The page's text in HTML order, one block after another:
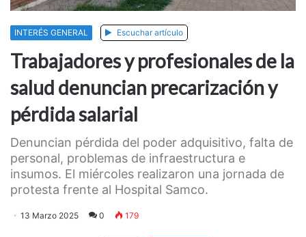
INTERÉS GENERAL Escuchar artículo
Trabajadores y profesionales de la
salud denuncian precarización y
pérdida salarial
Denuncian pérdida del poder adquisitivo, falta de
personal, problemas de infraestructura e
insumos. El miércoles realizaron una jornada de
protesta frente al Hospital Samco.
13 Marzo 2025 0 179